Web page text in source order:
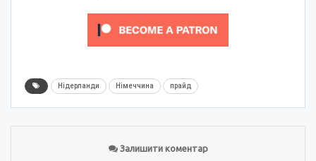
Нідерланди Німеччина прайд
Залишити коментар